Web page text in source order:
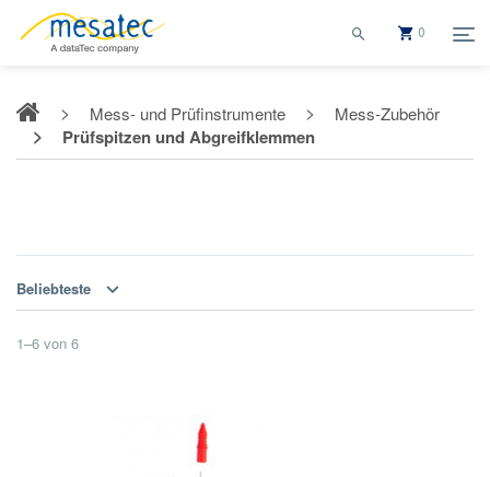
0
Mess- und Prüfinstrumente Mess-Zubehör
Prüfspitzen und Abgreifklemmen
Beliebteste
1–6 von 6